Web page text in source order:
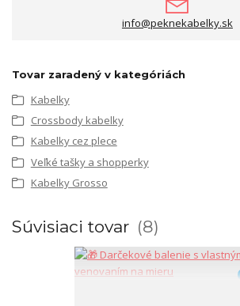
info@peknekabelky.sk
Tovar zaradený v kategóriách
Kabelky
Crossbody kabelky
Kabelky cez plece
Veľké tašky a shopperky
Kabelky Grosso
Súvisiaci tovar 8